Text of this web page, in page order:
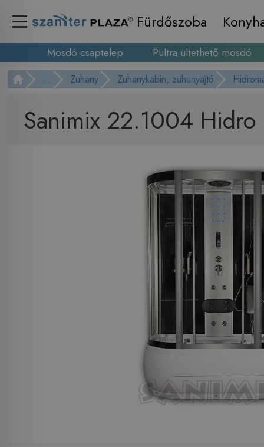
Fürdőszoba
Mosdó csaptelep Pultra ültethető mosdó
... Zuhany Zuhanykabin, zuhanyajtó
Sanimix 22.1004 Hidro